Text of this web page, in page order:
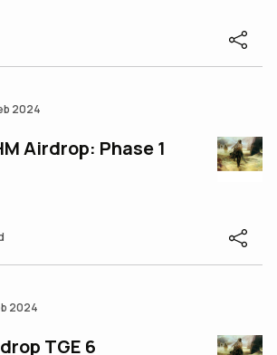
2024
Airdrop: Phase 1
2024
TGE 6